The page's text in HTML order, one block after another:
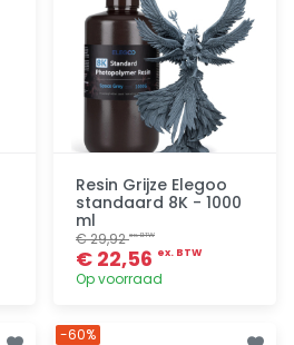
Resin Grijze Elegoo
standaard 8K - 1000
ml
€ 29,92ex. BTW
€ 22,56 ex. BTW
Op voorraad
-60%